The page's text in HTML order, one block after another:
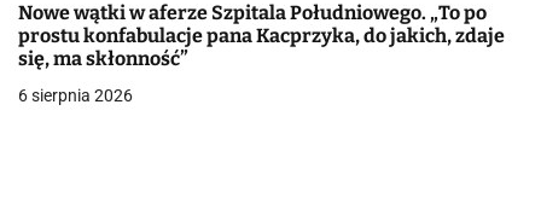
i
s
Nowe wątki w aferze Szpitala Południowego. „To po
prostu konfabulacje pana Kacprzyka, do jakich, zdaje
się, ma skłonność”
6 sierpnia 2026